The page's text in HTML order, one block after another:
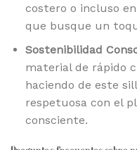
costero o incluso
que busque un
Sostenibilidad
material de rápido
haciendo de este
respetuosa con el
consciente.